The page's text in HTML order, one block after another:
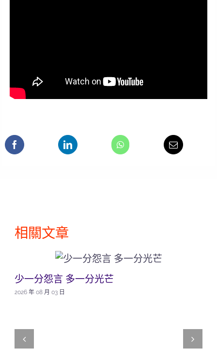
相關文章
少一分怨言 多一分光芒
2026 年 08 月 03 日